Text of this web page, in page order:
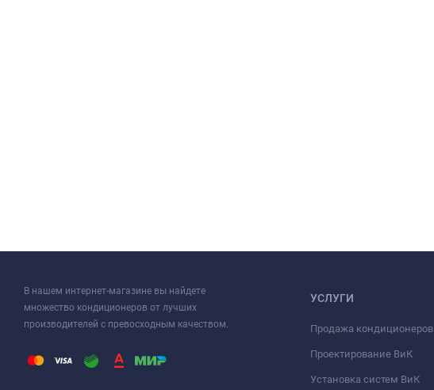
В нашем интернет-магазине вы найдете
множество кондиционеров от лучших
производителей с превосходным качеством.
УСЛУГИ
Продажа кондиционеров
Проектирование ВиК
Установка систем ВиК